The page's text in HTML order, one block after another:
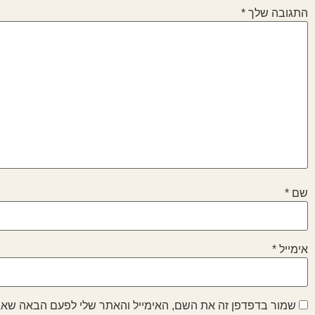
התגובה שלך *
שם *
אימייל *
שמור בדפדפן זה את השם, האימייל והאתר שלי לפעם הבאה